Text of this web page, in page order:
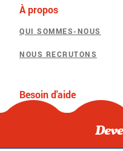
À propos
QUI SOMMES-NOUS
NOUS RECRUTONS
Besoin d'aide